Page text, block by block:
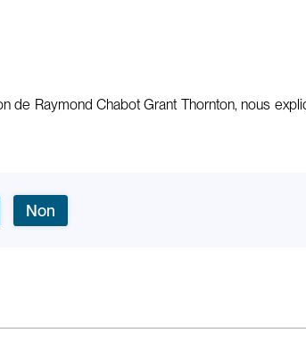
de Raymond Chabot Grant Thornton, nous
Non